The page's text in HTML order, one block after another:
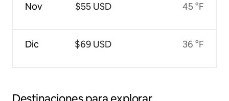
Nov
Dic
$55 USD
$69 USD
45 °F
36 °F